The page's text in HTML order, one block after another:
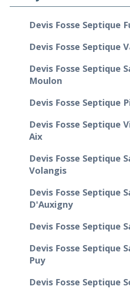
Devis Fosse Septique
Devis Fosse Septique
Devis Fosse Septique
Moulon
Devis Fosse Septique
Devis Fosse Septique
Aix
Devis Fosse Septique
Volangis
Devis Fosse Septique
D'Auxigny
Devis Fosse Septique
Devis Fosse Septique
Puy
Devis Fosse Septique